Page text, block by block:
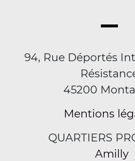
94, Rue Déportés
45200
Mentions
QUARTIERS
Amilly